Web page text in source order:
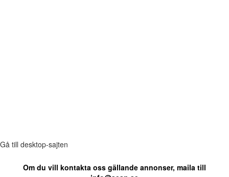
Gå till desktop-sajten
Om du vill kontakta oss gällande annonser, maila till